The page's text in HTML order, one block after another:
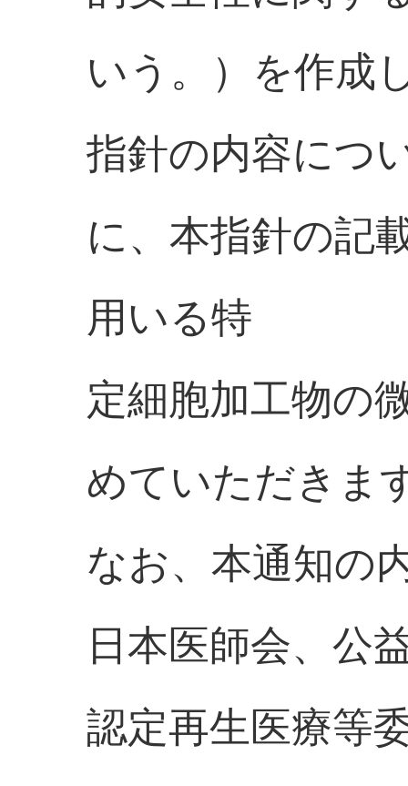
いう。）を作成
指針の内容につ
に、本指針の記
用いる特
定細胞加工物の
めていただきま
なお、本通知の
日本医師会、公
認定再生医療等